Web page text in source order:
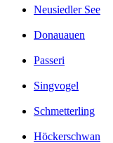
Neusiedler See
Donauauen
Passeri
Singvogel
Schmetterling
Höckerschwan